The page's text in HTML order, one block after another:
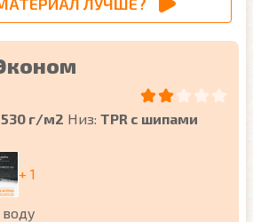
530 г/м2 Низ: TPR с шипами
+ 1